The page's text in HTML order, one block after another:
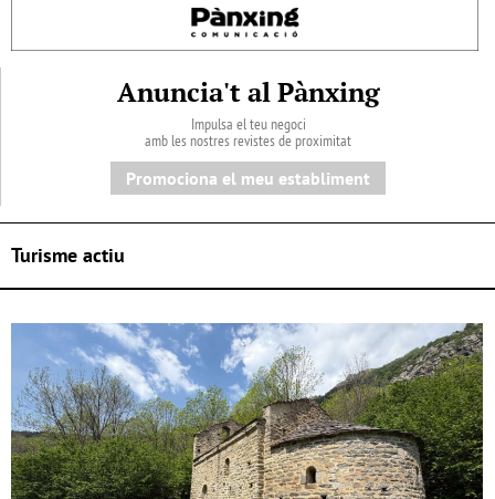
Anuncia't al Pànxing
Impulsa el teu negoci
amb les nostres revistes de proximitat
Promociona el meu establiment
Turisme actiu